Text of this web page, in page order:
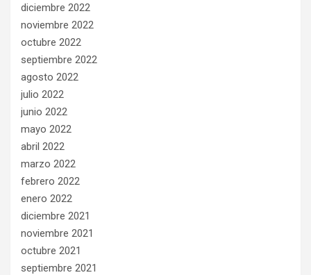
diciembre 2022
noviembre 2022
octubre 2022
septiembre 2022
agosto 2022
julio 2022
junio 2022
mayo 2022
abril 2022
marzo 2022
febrero 2022
enero 2022
diciembre 2021
noviembre 2021
octubre 2021
septiembre 2021